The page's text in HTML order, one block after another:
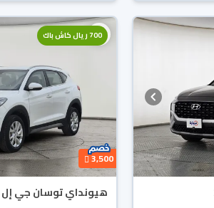
700 ريال كاش باك
3,500
هيونداي توسان جي إل 2021 دبل